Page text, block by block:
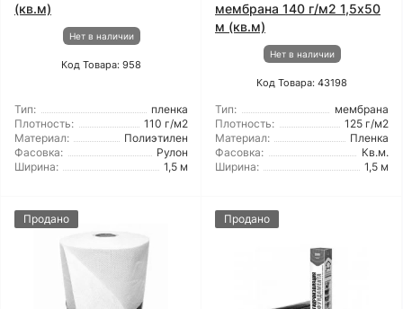
(кв.м)
Нет в наличии
Код Товара: 958
Тип:
пленка
Плотность:
110 г/м2
Материал:
Полиэтилен
Фасовка:
Рулон
Ширина:
1,5 м
мембрана 140 г/м2 1,5x50
м (кв.м)
Нет в наличии
Код Товара: 43198
Тип:
мембрана
Плотность:
125 г/м2
Материал:
Пленка
Фасовка:
Кв.м.
Ширина:
1,5 м
Продано Продано